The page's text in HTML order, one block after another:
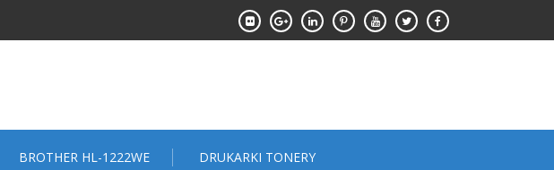
BROTHER HL-1222WE DRUKARKI TONERY